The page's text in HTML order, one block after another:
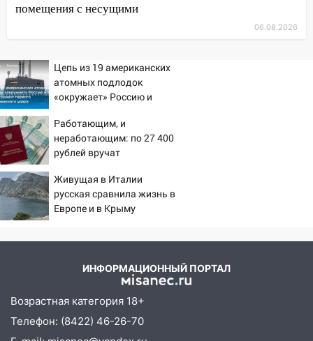
14:26 В Ульяновске ограничат движение
передумать увольняться, если им
повысят зарплату
14:01
Инсценировали ДТП и получили
более 4,6 миллиона рублей: перед
судом предстанет банда
автоподставщиков
13:36 В Инзе произошел крупный пожар
13:00
В суде защитили репутацию
мужчины, которого необоснованно
Миллион на «льготниках»: в
провернул хитрую схему с чужими
проездными
помещения с несущими
06.08.2026
Цепь из 19 американских
атомных подлодок
«окружает» Россию и
первого массированного
удара
Работающим, и
неработающим: по 27 400
рублей вручат
PrimaMedia.ru
Живущая в Италии
русская сравнила жизнь в
Европе и в Крыму
ИНФОРМАЦИОННЫЙ ПОРТАЛ
Возрастная категория 18+
Телефон: (8422) 46-26-70